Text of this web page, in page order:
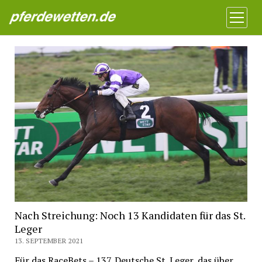
Pferdewetten News
Menü
öffnen
Nach Streichung: Noch 13 Kandidaten für das St.
Leger
13. SEPTEMBER 2021